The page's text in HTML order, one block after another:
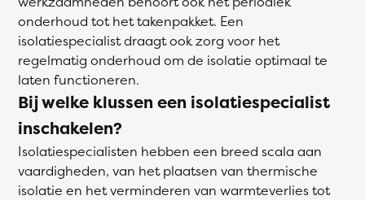
onderhoud tot het takenpakket. Een
isolatiespecialist draagt ook zorg voor het
regelmatig onderhoud om de isolatie optimaal te
laten functioneren.
Bij welke klussen een isolatiespecialist
inschakelen?
Isolatiespecialisten hebben een breed scala aan
vaardigheden, van het plaatsen van thermische
isolatie en het verminderen van warmteverlies tot